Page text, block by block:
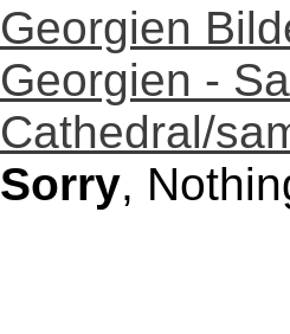
Georgien
Georgien -
Cathedral/
Sorry,